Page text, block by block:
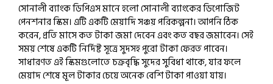
সোনালী ব্যাংক ডিপিএস মানে হলো সোনালী ব্যাংকের ডিপোজিট
পেনশনার স্কিম। এটি একটি মেয়াদি সঞ্চয় পরিকল্পনা। আপনি ঠিক
করেন, প্রতি মাসে কত টাকা জমা দেবেন এবং কত বছর জমাবেন। সেই
সময় শেষে একটি নির্দিষ্ট সূত্রে সুদসহ পুরো টাকা ফেরত পাবেন।
সাধারণত এই স্কিমগুলোতে চক্রবৃদ্ধি সুদের সুবিধা থাকে, যার ফলে
মেয়াদ শেষে মূল টাকার চেয়ে অনেক বেশি টাকা পাওয়া যায়।